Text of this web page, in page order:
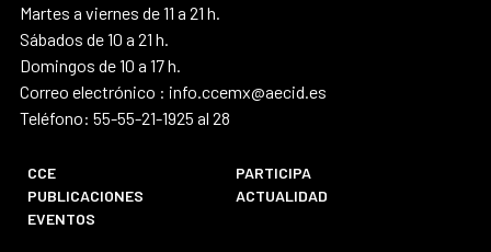
Martes a viernes de 11 a 21 h.
Sábados de 10 a 21 h.
Domingos de 10 a 17 h.
Correo electrónico : info.ccemx@aecid.es
Teléfono: 55-55-21-1925 al 28
CCE
PARTICIPA
PUBLICACIONES
ACTUALIDAD
EVENTOS